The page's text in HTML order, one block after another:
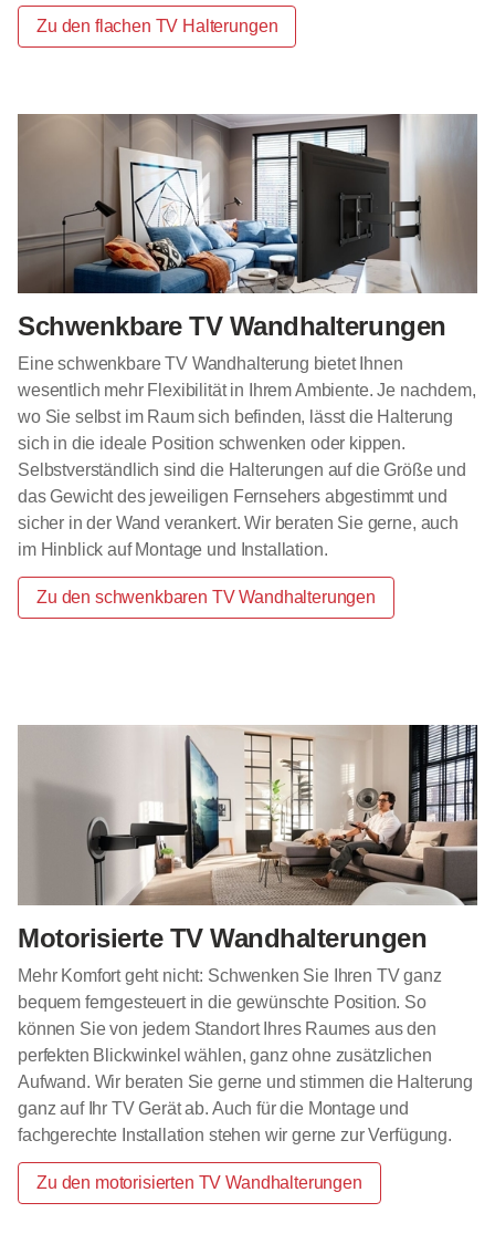
Zu den flachen TV Halterungen
Schwenkbare TV Wandhalterungen
Eine schwenkbare TV Wandhalterung bietet Ihnen
wesentlich mehr Flexibilität in Ihrem Ambiente. Je nachdem,
wo Sie selbst im Raum sich befinden, lässt die Halterung
sich in die ideale Position schwenken oder kippen.
Selbstverständlich sind die Halterungen auf die Größe und
das Gewicht des jeweiligen Fernsehers abgestimmt und
sicher in der Wand verankert. Wir beraten Sie gerne, auch
im Hinblick auf Montage und Installation.
Zu den schwenkbaren TV Wandhalterungen
Motorisierte TV Wandhalterungen
Mehr Komfort geht nicht: Schwenken Sie Ihren TV ganz
bequem ferngesteuert in die gewünschte Position. So
können Sie von jedem Standort Ihres Raumes aus den
perfekten Blickwinkel wählen, ganz ohne zusätzlichen
Aufwand. Wir beraten Sie gerne und stimmen die Halterung
ganz auf Ihr TV Gerät ab. Auch für die Montage und
fachgerechte Installation stehen wir gerne zur Verfügung.
Zu den motorisierten TV Wandhalterungen